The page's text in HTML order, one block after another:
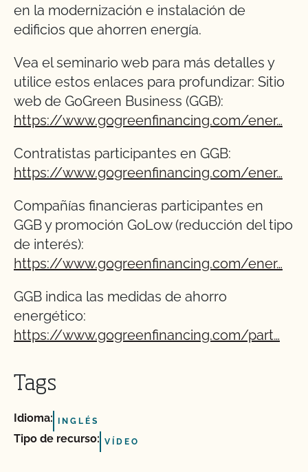
en la modernización e instalación de
edificios que ahorren energía.
Vea el seminario web para más detalles y
utilice estos enlaces para profundizar: Sitio
web de GoGreen Business (GGB):
https://www.gogreenfinancing.com/ener…
Contratistas participantes en GGB:
https://www.gogreenfinancing.com/ener…
Compañías financieras participantes en
GGB y promoción GoLow (reducción del tipo
de interés):
https://www.gogreenfinancing.com/ener…
GGB indica las medidas de ahorro
energético:
https://www.gogreenfinancing.com/part…
Tags
Idioma: INGLÉS
Tipo de recurso: VÍDEO